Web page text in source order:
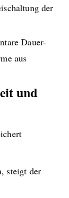
der
Dauer-
aus
und
steigt der